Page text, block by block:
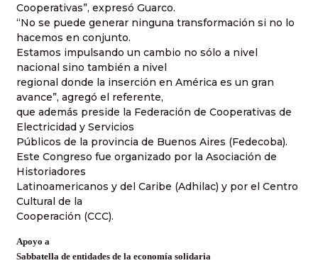
Cooperativas”, expresó Guarco.
“No se puede generar ninguna transformación si no lo
hacemos en conjunto.
Estamos impulsando un cambio no sólo a nivel
nacional sino también a nivel
regional donde la inserción en América es un gran
avance”, agregó el referente,
que además preside la Federación de Cooperativas de
Electricidad y Servicios
Públicos de la provincia de Buenos Aires (Fedecoba).
Este Congreso fue organizado por la Asociación de
Historiadores
Latinoamericanos y del Caribe (Adhilac) y por el Centro
Cultural de la
Cooperación (CCC).
Apoyo a
Sabbatella de entidades de la economía solidaria